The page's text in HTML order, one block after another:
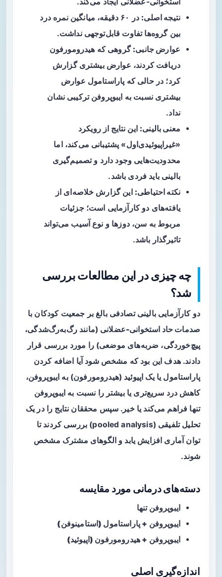
نتیجه اصلی:
در ۶۰ دقیقه، میانگین نمره درد
بین گروه‌ها تفاوت قابل‌توجهی نداشت.
عوارض جانبی: گروهی که هیدرومورفون
دریافت کردند، عوارض بیشتری گزارش
کرد؛ در حالی که پاراستامول عوارض
بیشتری نسبت به ایبوپروفن ترکیبی نشان
نداد.
معنی بالینی: این نتایج از رویکرد
«غیراپیوئیدی‌اول» پشتیبانی می‌کند، اما
محدودیت‌هایی وجود دارد و تصمیم‌گیری
بالینی باید فردی باشد.
نکته احتیاطی: این گزارش خلاصه‌ای از
یافته‌های دو کارآزمایی است؛ جزئیات
مربوط به سن، دوزها و نوع آسیب می‌تواند
تاثیرگذار باشد.
چه چیزی در این مطالعات بررسی
شد؟
دو کارآزمایی بالینی تصادفی بالغ بر جمعیت کودکان با
صدمات حاد استخوانی-عضلانی (مانند رگ‌به‌رگ‌شدگی،
پیچ‌خوردگی، ضربه‌های موضعی) را مورد بررسی قرار
دادند. هدف این بود که مشخص شود آیا اضافه کردن
پاراستامول یا یک اپیوئید (هیدرومورفون) به ایبوپروفن،
کاهش درد سریع‌تری یا بیشتر را نسبت به ایبوپروفن
تنها فراهم می‌کند یا خیر. سپس محققان نتایج را در یک
تحلیل تلفیقی (pooled analysis) بررسی کردند تا
توان آماری افزایش یابد و الگوهای مشترک مشخص
شوند.
دسته‌های درمانی مورد مقایسه
ایبوپروفن تنها
ایبوپروفن + پاراستامول (استامینوفن)
ایبوپروفن + هیدرومورفون (اپیوئید)
اندازه‌گیری اصلی